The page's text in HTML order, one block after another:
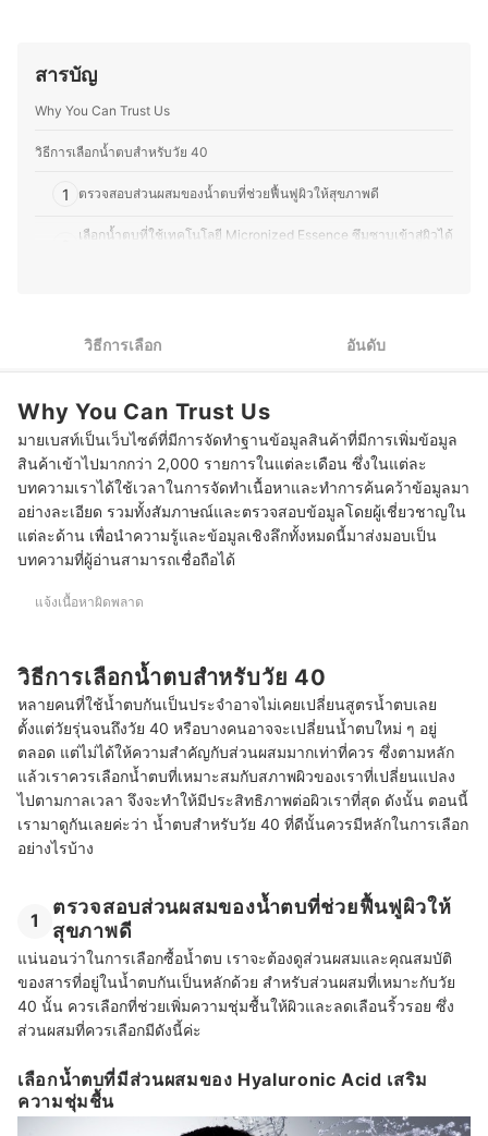
หน้าออกงาน ทำให้คุณอีฟเข้าใจการเลือกใช้ผลิตภัณฑ์ให้
งามแล้ว คุณอีฟยังรักการทำอาหาร โดยเฉพาะการคิดค้นสูตร
อาหารไทยให้กับคนญี่ปุ่นเป็นครั้งคราว จึงชอบทดลองวัตถุดิบ
ที่หาได้ในญี่ปุ่น และปรับรสชาติให้เข้ากับวัฒนธรรมการกิน
ของที่นี่ อีกทั้งยังสนุกกับการแบ่งปันเรื่องราวเกี่ยวกับความงาม
และอาหาร ไม่ว่าจะเป็นเทคนิคแต่งหน้า การเลือกสกินแคร์
สารบัญ
Why You Can Trust Us
วิธีการเลือกน้ำตบสำหรับวัย 40
1 ตรวจสอบส่วนผสมของน้ำตบที่ช่วยฟื้นฟูผิวให้สุขภาพดี
เลือกน้ำตบที่ใช้เทคโนโลยี Micronized Essence ซึมซาบเข้าสู่ผิวได้
10 น้ำตบสำหรับผู้หญิงในวัย 40 ยี่ห้อไหนดี ชุ่มชื้น กระชับผิว
ควรใช้น้ำตบอย่างไรจึงจะมีประสิทธิภาพสูงสุด ?
วิธีการเลือก อันดับ
Why You Can Trust Us
มายเบสท์เป็นเว็บไซต์ที่มีการจัดทำฐานข้อมูลสินค้าที่มีการเพิ่มข้อมูล
สินค้าเข้าไปมากกว่า 2,000 รายการในแต่ละเดือน ซึ่งในแต่ละ
บทความเราได้ใช้เวลาในการจัดทำเนื้อหาและทำการค้นคว้าข้อมูลมา
อย่างละเอียด รวมทั้งสัมภาษณ์และตรวจสอบข้อมูลโดยผู้เชี่ยวชาญใน
แต่ละด้าน เพื่อนำความรู้และข้อมูลเชิงลึกทั้งหมดนี้มาส่งมอบเป็น
บทความที่ผู้อ่านสามารถเชื่อถือได้
แจ้งเนื้อหาผิดพลาด
วิธีการเลือกน้ำตบสำหรับวัย 40
หลายคนที่ใช้น้ำตบกันเป็นประจำอาจไม่เคยเปลี่ยนสูตรน้ำตบเลย
ตั้งแต่วัยรุ่นจนถึงวัย 40 หรือบางคนอาจจะเปลี่ยนน้ำตบใหม่ ๆ อยู่
ตลอด แต่ไม่ได้ให้ความสำคัญกับส่วนผสมมากเท่าที่ควร ซึ่งตามหลัก
แล้วเราควรเลือกน้ำตบที่เหมาะสมกับสภาพผิวของเราที่เปลี่ยนแปลง
ไปตามกาลเวลา จึงจะทำให้มีประสิทธิภาพต่อผิวเราที่สุด ดังนั้น ตอนนี้
เรามาดูกันเลยค่ะว่า น้ำตบสำหรับวัย 40 ที่ดีนั้นควรมีหลักในการเลือก
อย่างไรบ้าง
1
ตรวจสอบส่วนผสมของน้ำตบที่ช่วยฟื้นฟูผิวให้
สุขภาพดี
แน่นอนว่าในการเลือกซื้อน้ำตบ เราจะต้องดูส่วนผสมและคุณสมบัติ
ของสารที่อยู่ในน้ำตบกันเป็นหลักด้วย สำหรับส่วนผสมที่เหมาะกับวัย
40 นั้น ควรเลือกที่ช่วยเพิ่มความชุ่มชื้นให้ผิวและลดเลือนริ้วรอย ซึ่ง
ส่วนผสมที่ควรเลือกมีดังนี้ค่ะ
เลือกน้ำตบที่มีส่วนผสมของ Hyaluronic Acid เสริม
ความชุ่มชื้น